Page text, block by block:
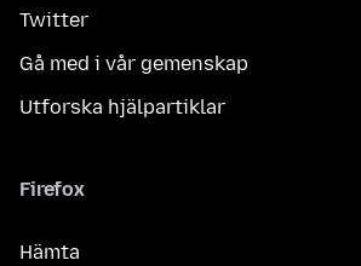
Twitter
Gå med i vår gemenskap
Utforska hjälpartiklar
Firefox
Hämta